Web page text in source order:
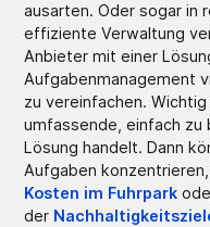
ausarten. Oder sogar in
effiziente Verwaltung
Anbieter mit einer
Aufgabenmanagement
zu vereinfachen.
umfassende, einfach zu
Lösung handelt. Dann
Aufgaben
Kosten im Fuhrpark
der